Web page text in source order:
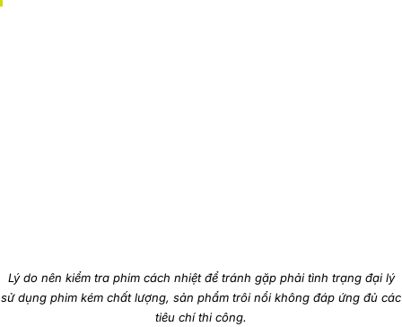
Lý do nên kiểm tra phim cách nhiệt để tránh gặp phải tình trạng đại lý
sử dụng phim kém chất lượng, sản phẩm trôi nổi không đáp ứng đủ các
tiêu chí thi công.